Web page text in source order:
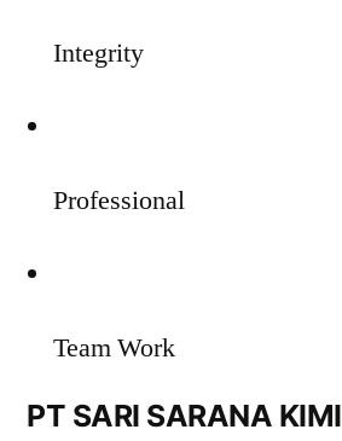
Integrity
Professional
Team Work
PT SARI SARANA